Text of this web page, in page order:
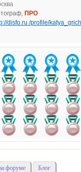
ПРО
disfo.ru /profile/
форуме Блог